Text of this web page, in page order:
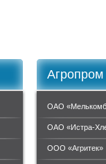
Агропром
ОАО
ОАО «Истра-
ООО «Агритек»